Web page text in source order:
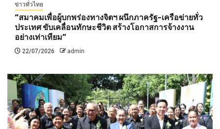
ข่าวทั่วไทย
“สมาคมเพื่อผู้บกพร่องทางจิตฯ ผนึกภาครัฐ-เครือข่ายทั่ว
ประเทศ ขับเคลื่อนทักษะชีวิต สร้างโอกาสการจ้างงาน
อย่างเท่าเทียม”
22/07/2026 admin